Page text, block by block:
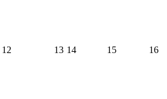
12 13 14 15 16